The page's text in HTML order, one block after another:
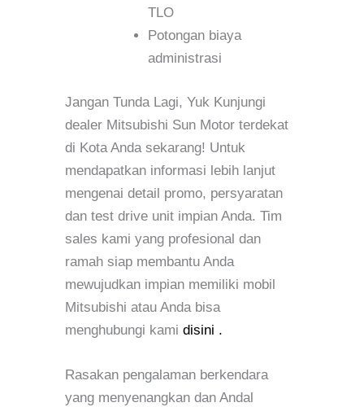
TLO
Potongan biaya
administrasi
Jangan Tunda Lagi, Yuk Kunjungi
dealer Mitsubishi Sun Motor terdekat
di Kota Anda sekarang! Untuk
mendapatkan informasi lebih lanjut
mengenai detail promo, persyaratan
dan test drive unit impian Anda. Tim
sales kami yang profesional dan
ramah siap membantu Anda
mewujudkan impian memiliki mobil
Mitsubishi atau Anda bisa
menghubungi kami disini .
Rasakan pengalaman berkendara
yang menyenangkan dan Andal